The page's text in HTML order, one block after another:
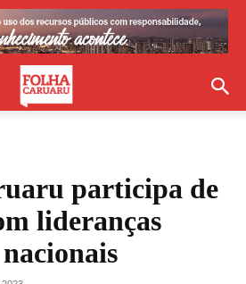
participa de
lideranças